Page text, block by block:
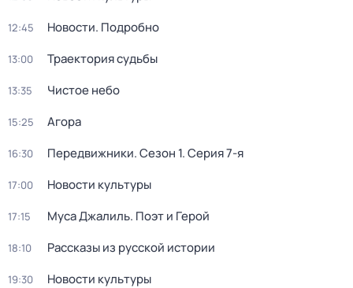
12:45 Новости. Подробно
13:00 Траектория судьбы
13:35 Чистое небо
15:25 Агора
16:30 Передвижники. Сезон 1. Серия 7-я
17:00 Новости культуры
17:15 Муса Джалиль. Поэт и Герой
18:10 Рассказы из русской истории
19:30 Новости культуры